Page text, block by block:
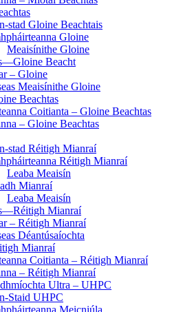
stad Gloine Beachtais
Gloine
Meaisínithe Gloine
Beacht
– Gloine
Meaisínithe Gloine
Beachtas
Coitianta – Gloine Beachtas
– Gloine Beachtas
stad Réitigh Mianraí
Réitigh Mianraí
Leaba Meaisín
Mianraí
Leaba Meaisín
Mianraí
– Réitigh Mianraí
Déantúsaíochta
Mianraí
Coitianta – Réitigh Mianraí
– Réitigh Mianraí
Ultra – UHPC
Staid UHPC
Meicniúla